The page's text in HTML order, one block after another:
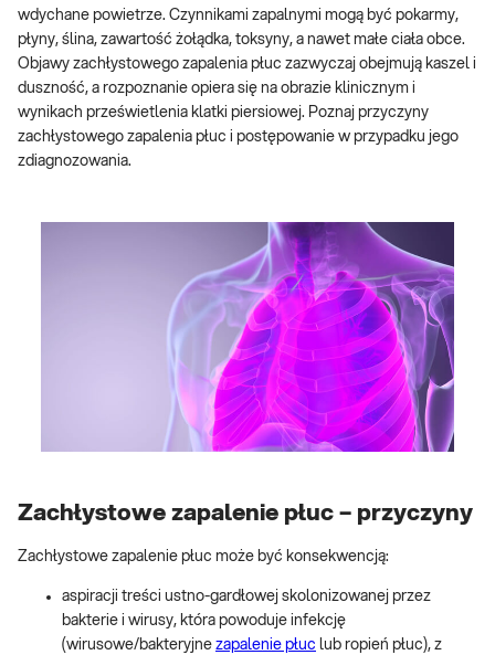
wdychane powietrze. Czynnikami zapalnymi mogą być pokarmy,
płyny, ślina, zawartość żołądka, toksyny, a nawet małe ciała obce.
Objawy zachłystowego zapalenia płuc zazwyczaj obejmują kaszel i
duszność, a rozpoznanie opiera się na obrazie klinicznym i
wynikach prześwietlenia klatki piersiowej. Poznaj przyczyny
zachłystowego zapalenia płuc i postępowanie w przypadku jego
zdiagnozowania.
Zachłystowe zapalenie płuc – przyczyny
Zachłystowe zapalenie płuc może być konsekwencją:
aspiracji treści ustno-gardłowej skolonizowanej przez
bakterie i wirusy, która powoduje infekcję
(wirusowe/bakteryjne zapalenie płuc lub ropień płuc), z